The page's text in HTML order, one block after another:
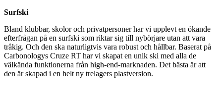
mängd
Surfski
Bland klubbar, skolor och privatpersoner har vi upplevt en ökande
efterfrågan på en surfski som riktar sig till nybörjare utan att vara
tråkig. Och den ska naturligtvis vara robust och hållbar. Baserat på
Carbonologys Cruze RT har vi skapat en unik ski med alla de
välkända funktionerna från high-end-marknaden. Det bästa är att
den är skapad i en helt ny trelagers plastversion.